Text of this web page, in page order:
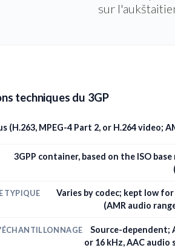
sur
techniques du 3GP
(H.263, MPEG-4 Part 2, or H.264 video;
3GPP container, based on the ISO
TYPIQUE
Varies by codec; kept low
(AMR audio
Source-dependent;
or 16 kHz, AAC audio